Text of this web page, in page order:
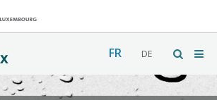
FR DE